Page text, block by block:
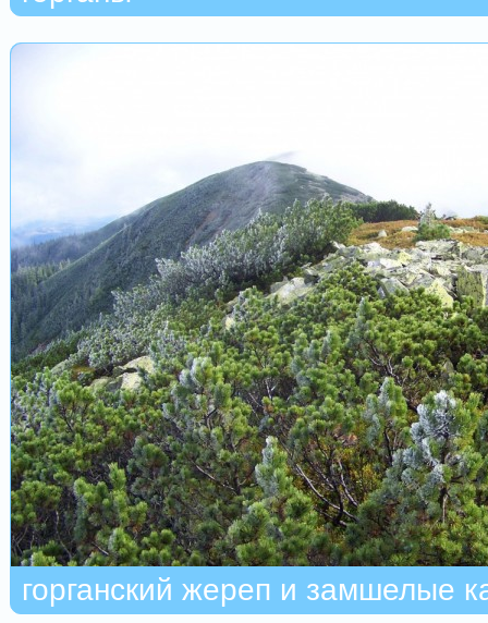
горганский жереп и замшелые